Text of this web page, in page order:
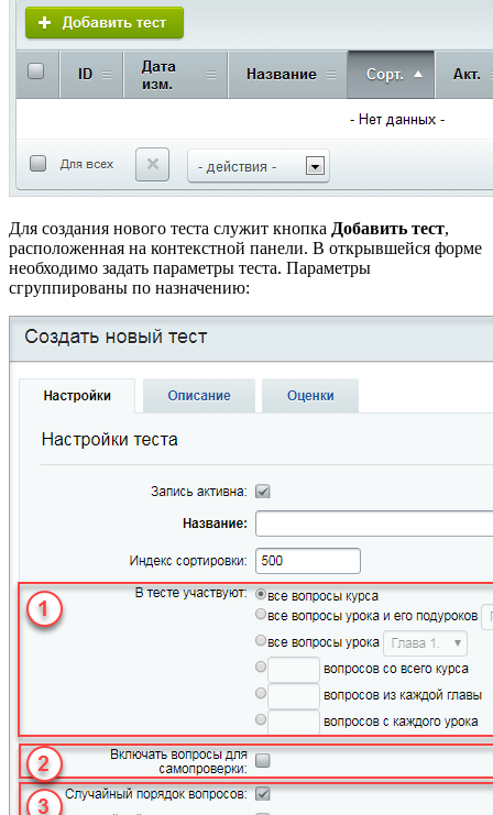
Для создания нового теста служит кнопка Добавить тест,
расположенная на контекстной панели. В открывшейся форме
необходимо задать параметры теста. Параметры
сгруппированы по назначению: